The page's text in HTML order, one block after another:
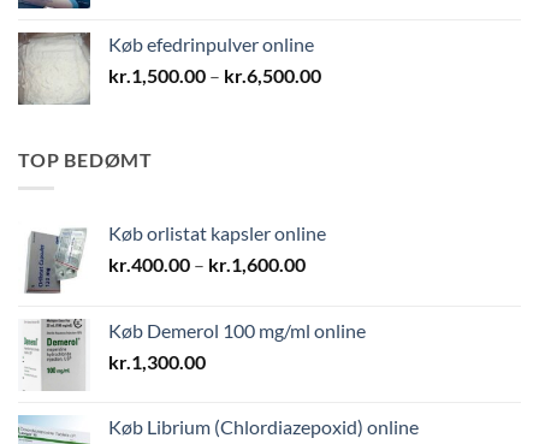
kr.1,800.00
Køb efedrinpulver online
kr.1,500.00 – kr.6,500.00Prisinterval:
TOP BEDØMT
Køb orlistat kapsler online
kr.400.00 – kr.1,600.00Prisinterval:
kr.1,600.00
Køb Demerol 100 mg/ml online
kr.1,300.00
Køb Librium (Chlordiazepoxid) online